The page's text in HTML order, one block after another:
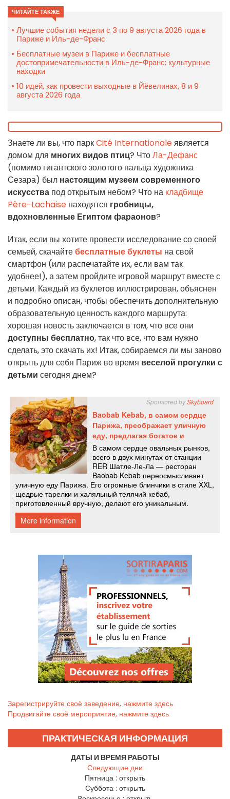
ЧИТАЙТЕ ТАКЖЕ
Лучшие события недели с 3 по 9 августа 2026 года в
Париже и Иль-де-Франс
Бесплатные музеи в Париже и бесплатные
достопримечательности в Иль-де-Франс: культурные
находки
10 идей, как провести выходные в Йёвелинах, 8 и 9
августа 2026 года
Знаете ли вы, что паркCité Internationaleявляется
домом для многих видов птиц? ЧтоЛа-Дефанс
(помимо гигантского золотого пальца художника
Сезара) был настоящим музеем современного
искусства под открытым небом? Что на кладбище
Père-Lachaise находятся гробницы,
вдохновленные Египтом фараонов?
Итак, если вы хотите провести исследование со своей
семьей, скачайтебесплатные буклеты на свой
смартфон (или распечатайте их, если вам так
удобнее!), а затем пройдите игровой маршрут вместе с
детьми. Каждый из буклетов иллюстрирован, объяснен
и подробно описан, чтобы обеспечить дополнительную
образовательную ценность каждого маршрута:
хорошая новость заключается в том, что все они
доступны бесплатно, так что все, что вам нужно
сделать, это скачать их! Итак, собираемся ли мы заново
открыть для себя Париж во время веселой прогулки с
детьми сегодня днем?
Зарегистрируйте своё заведение, нажмите здесь
Продвигайте своё мероприятие, нажмите здесь
ПРАКТИЧЕСКАЯ ИНФОРМАЦИЯ
ДАТЫ И ВРЕМЯ РАБОТЫ
Следующие дни
Пятница : открыть
Суббота : открыть